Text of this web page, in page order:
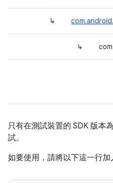
↳
↳
只有在測試裝置的 SDK 版本
試。
如要使用，請將以下這一行加